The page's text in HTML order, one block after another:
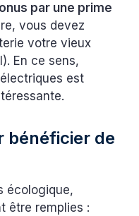
par une prime
vous devez
votre vieux
En ce sens,
est
bénéficier de
écologique,
être remplies :